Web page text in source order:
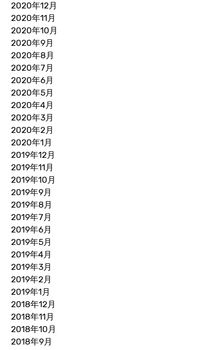
2020年12月
2020年11月
2020年10月
2020年9月
2020年8月
2020年7月
2020年6月
2020年5月
2020年4月
2020年3月
2020年2月
2020年1月
2019年12月
2019年11月
2019年10月
2019年9月
2019年8月
2019年7月
2019年6月
2019年5月
2019年4月
2019年3月
2019年2月
2019年1月
2018年12月
2018年11月
2018年10月
2018年9月